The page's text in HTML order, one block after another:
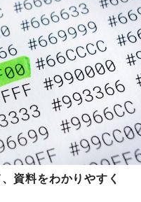
資料をわかりやすく